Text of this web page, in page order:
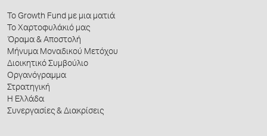
Το Growth Fund με μια ματιά
Το Χαρτοφυλάκιό μας
Όραμα & Αποστολή
Μήνυμα Μοναδικού Μετόχου
Διοικητικό Συμβούλιο
Οργανόγραμμα
Στρατηγική
Η Ελλάδα
Συνεργασίες & Διακρίσεις